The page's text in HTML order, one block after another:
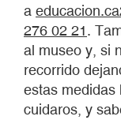
a
276 02 21.
al museo y, si
recorrido
estas medidas
cuidaros, y